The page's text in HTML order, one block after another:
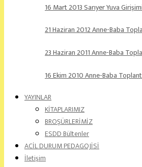
16 Mart 2013 Sarıyer Yuva
21 Haziran 2012 Anne-Baba
23 Haziran 2011 Anne-Baba
16 Ekim 2010 Anne-Baba
YAYINLAR
KİTAPLARIMIZ
BROŞÜRLERİMİZ
ESDD Bültenler
ACİL DURUM PEDAGOJİSİ
İletişim